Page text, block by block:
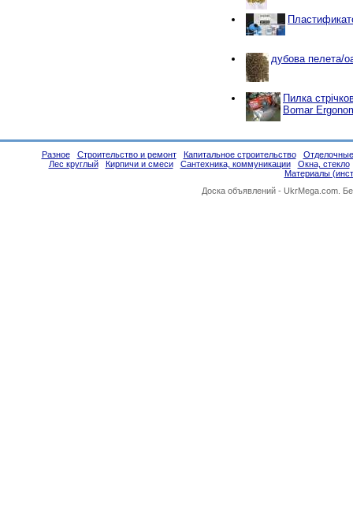
дубова пелета/
Пилка
Bomar
Разное Строительство и ремонт Капитальное строительство
Лес круглый
Кирпичи и смеси Сантехника, коммуникации
Окна, стекло
Материалы
Доска объявлений - UkrMega.com.